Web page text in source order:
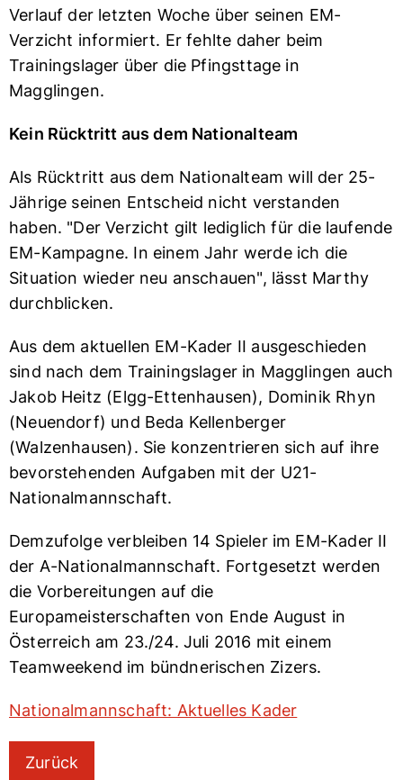
Verlauf der letzten Woche über seinen EM-
Verzicht informiert. Er fehlte daher beim
Trainingslager über die Pfingsttage in
Magglingen.
Kein Rücktritt aus dem Nationalteam
Als Rücktritt aus dem Nationalteam will der 25-
Jährige seinen Entscheid nicht verstanden
haben. "Der Verzicht gilt lediglich für die laufende
EM-Kampagne. In einem Jahr werde ich die
Situation wieder neu anschauen", lässt Marthy
durchblicken.
Aus dem aktuellen EM-Kader II ausgeschieden
sind nach dem Trainingslager in Magglingen auch
Jakob Heitz (Elgg-Ettenhausen), Dominik Rhyn
(Neuendorf) und Beda Kellenberger
(Walzenhausen). Sie konzentrieren sich auf ihre
bevorstehenden Aufgaben mit der U21-
Nationalmannschaft.
Demzufolge verbleiben 14 Spieler im EM-Kader II
der A-Nationalmannschaft. Fortgesetzt werden
die Vorbereitungen auf die
Europameisterschaften von Ende August in
Österreich am 23./24. Juli 2016 mit einem
Teamweekend im bündnerischen Zizers.
Nationalmannschaft: Aktuelles Kader
Zurück